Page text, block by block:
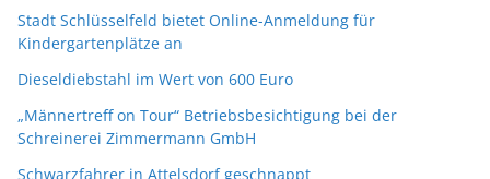
Stadt Schlüsselfeld bietet Online-Anmeldung für
Kindergartenplätze an
Dieseldiebstahl im Wert von 600 Euro
„Männertreff on Tour“ Betriebsbesichtigung bei der
Schreinerei Zimmermann GmbH
Schwarzfahrer in Attelsdorf geschnappt